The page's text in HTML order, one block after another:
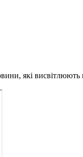
які висвітлюють